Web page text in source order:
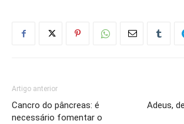
Artigo anterior
Cancro do pâncreas: é
necessário fomentar o
Adeus,